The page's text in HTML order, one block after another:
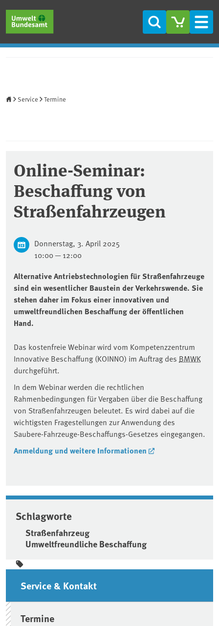
Suche
Service Termine
Online-Seminar:
Beschaffung von
Straßenfahrzeugen
Donnerstag, 3. April 2025
10:00 — 12:00
Alternative Antriebstechnologien für Straßenfahrzeuge
sind ein wesentlicher Baustein der Verkehrswende. Sie
stehen daher im Fokus einer innovativen und
umweltfreundlichen Beschaffung der öffentlichen
Hand.
Das kostenfreie Webinar wird vom Kompetenzzentrum
Innovative Beschaffung (KOINNO) im Auftrag des BMWK
durchgeführt.
In dem Webinar werden die rechtlichen
Rahmenbedingungen für Vergaben über die Beschaffung
von Straßenfahrzeugen beleutet. Es wird dabei auf die
wichtigsten Fragestellungen zur Anwendung des
Saubere-Fahrzeuge-Beschaffungs-Gesetzes eingegangen.
Anmeldung und weitere Informationen
Schlagworte
Straßenfahrzeug
Umweltfreundliche Beschaffung
Seitenleiste
Service & Kontakt
Termine